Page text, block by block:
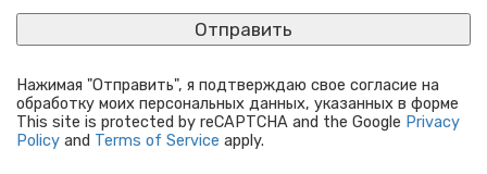
Нажимая "Отправить", я подтверждаю свое согласие на
обработку моих персональных данных, указанных в форме
This site is protected by reCAPTCHA and the Google Privacy
Policy and Terms of Service apply.